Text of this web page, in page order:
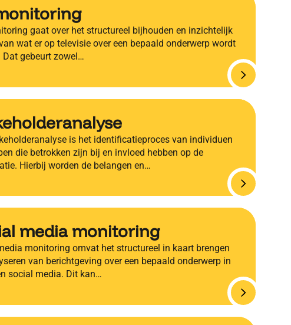
gaat over het structureel bijhouden en inzichtelijk
wat er op televisie over een bepaald onderwerp wordt
Dat gebeurt zowel…
is het identificatieproces van individuen
die betrokken zijn bij en invloed hebben op de
Hierbij worden de belangen en…
media monitoring
monitoring omvat het structureel in kaart brengen
van berichtgeving over een bepaald onderwerp in
social media. Dit kan…